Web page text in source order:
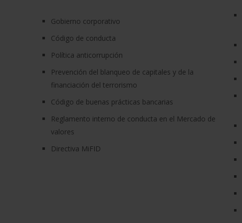
Gobierno corporativo
Código de conducta
Política anticorrupción
Prevención del blanqueo de capitales y de la
financiación del terrorismo
Código de buenas prácticas bancarias
Reglamento interno de conducta en el Mercado de
valores
Directiva MiFID